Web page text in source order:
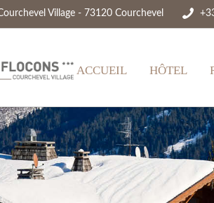
Village - 73120 Courchevel
ACCUEIL HÔTEL